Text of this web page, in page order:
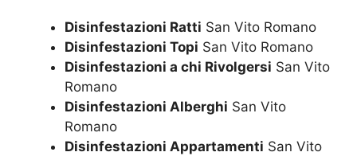
Disinfestazioni Ratti San Vito Romano
Disinfestazioni Topi San Vito Romano
Disinfestazioni a chi Rivolgersi San Vito
Romano
Disinfestazioni Alberghi San Vito
Romano
Disinfestazioni Appartamenti San Vito